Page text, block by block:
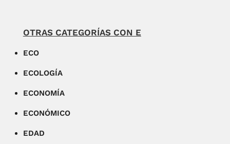
OTRAS CATEGORÍAS CON E
ECO
ECOLOGÍA
ECONOMÍA
ECONÓMICO
EDAD